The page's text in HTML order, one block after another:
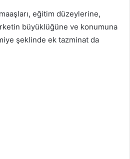
eğitim düzeylerine,
büyüklüğüne ve konumuna
şeklinde ek tazminat da